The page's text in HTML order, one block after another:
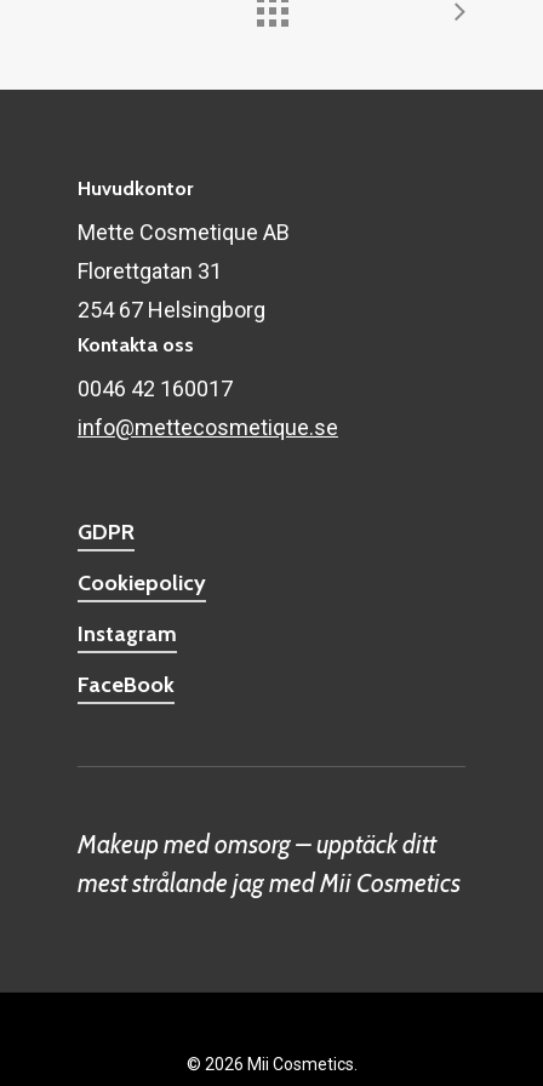
Huvudkontor
Mette Cosmetique AB
Florettgatan 31
254 67 Helsingborg
Kontakta oss
0046 42 160017
info@mettecosmetique.se
GDPR
Cookiepolicy
Instagram
FaceBook
Makeup med omsorg – upptäck ditt
mest strålande jag med Mii Cosmetics
© 2026 Mii Cosmetics.